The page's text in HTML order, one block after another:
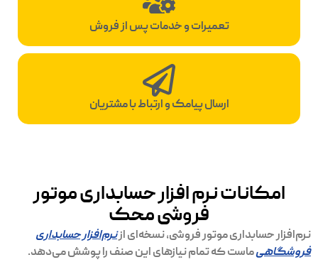
تعمیرات و خدمات پس از فروش
ارسال پیامک و ارتباط با مشتریان
امکانات نرم افزار حسابداری موتور
فروشی محک
نرم‌افزار حسابداری موتور فروشی، نسخه‌ای ازنرم‌افزار حسابداری
فروشگاهیماست که تمام نیازهای این صنف را پوشش می‌دهد.